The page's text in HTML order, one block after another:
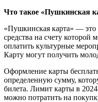
Что такое «Пушкинская
«Пушкинская карта» — это
средства на счету которой
оплатить культурные
Карту могут получить
Оформление карты
определенную сумму,
билета. Лимит карты в
можно потратить на